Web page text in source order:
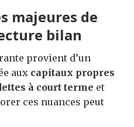
majeures de
bilan
provient d’un
aux capitaux propres
à court terme et
ces nuances peut